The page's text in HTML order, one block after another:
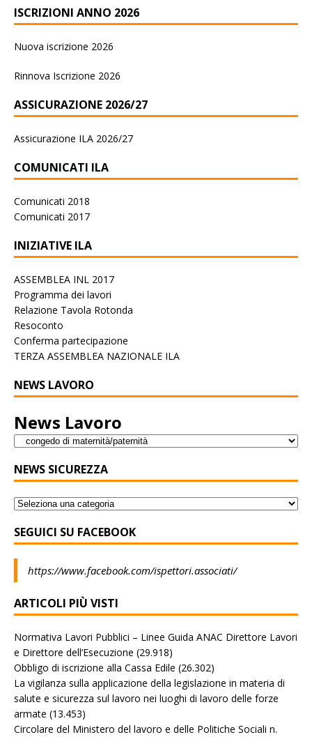
ISCRIZIONI ANNO 2026
Nuova iscrizione 2026
Rinnova Iscrizione 2026
ASSICURAZIONE 2026/27
Assicurazione ILA 2026/27
COMUNICATI ILA
Comunicati 2018
Comunicati 2017
INIZIATIVE ILA
ASSEMBLEA INL 2017
Programma dei lavori
Relazione Tavola Rotonda
Resoconto
Conferma partecipazione
TERZA ASSEMBLEA NAZIONALE ILA
NEWS LAVORO
News Lavoro
NEWS SICUREZZA
SEGUICI SU FACEBOOK
https://www.facebook.com/ispettori.associati/
ARTICOLI PIÙ VISTI
Normativa Lavori Pubblici – Linee Guida ANAC Direttore Lavori
e Direttore dell’Esecuzione (29.918)
Obbligo di iscrizione alla Cassa Edile (26.302)
La vigilanza sulla applicazione della legislazione in materia di
salute e sicurezza sul lavoro nei luoghi di lavoro delle forze
armate (13.453)
Circolare del Ministero del lavoro e delle Politiche Sociali n.